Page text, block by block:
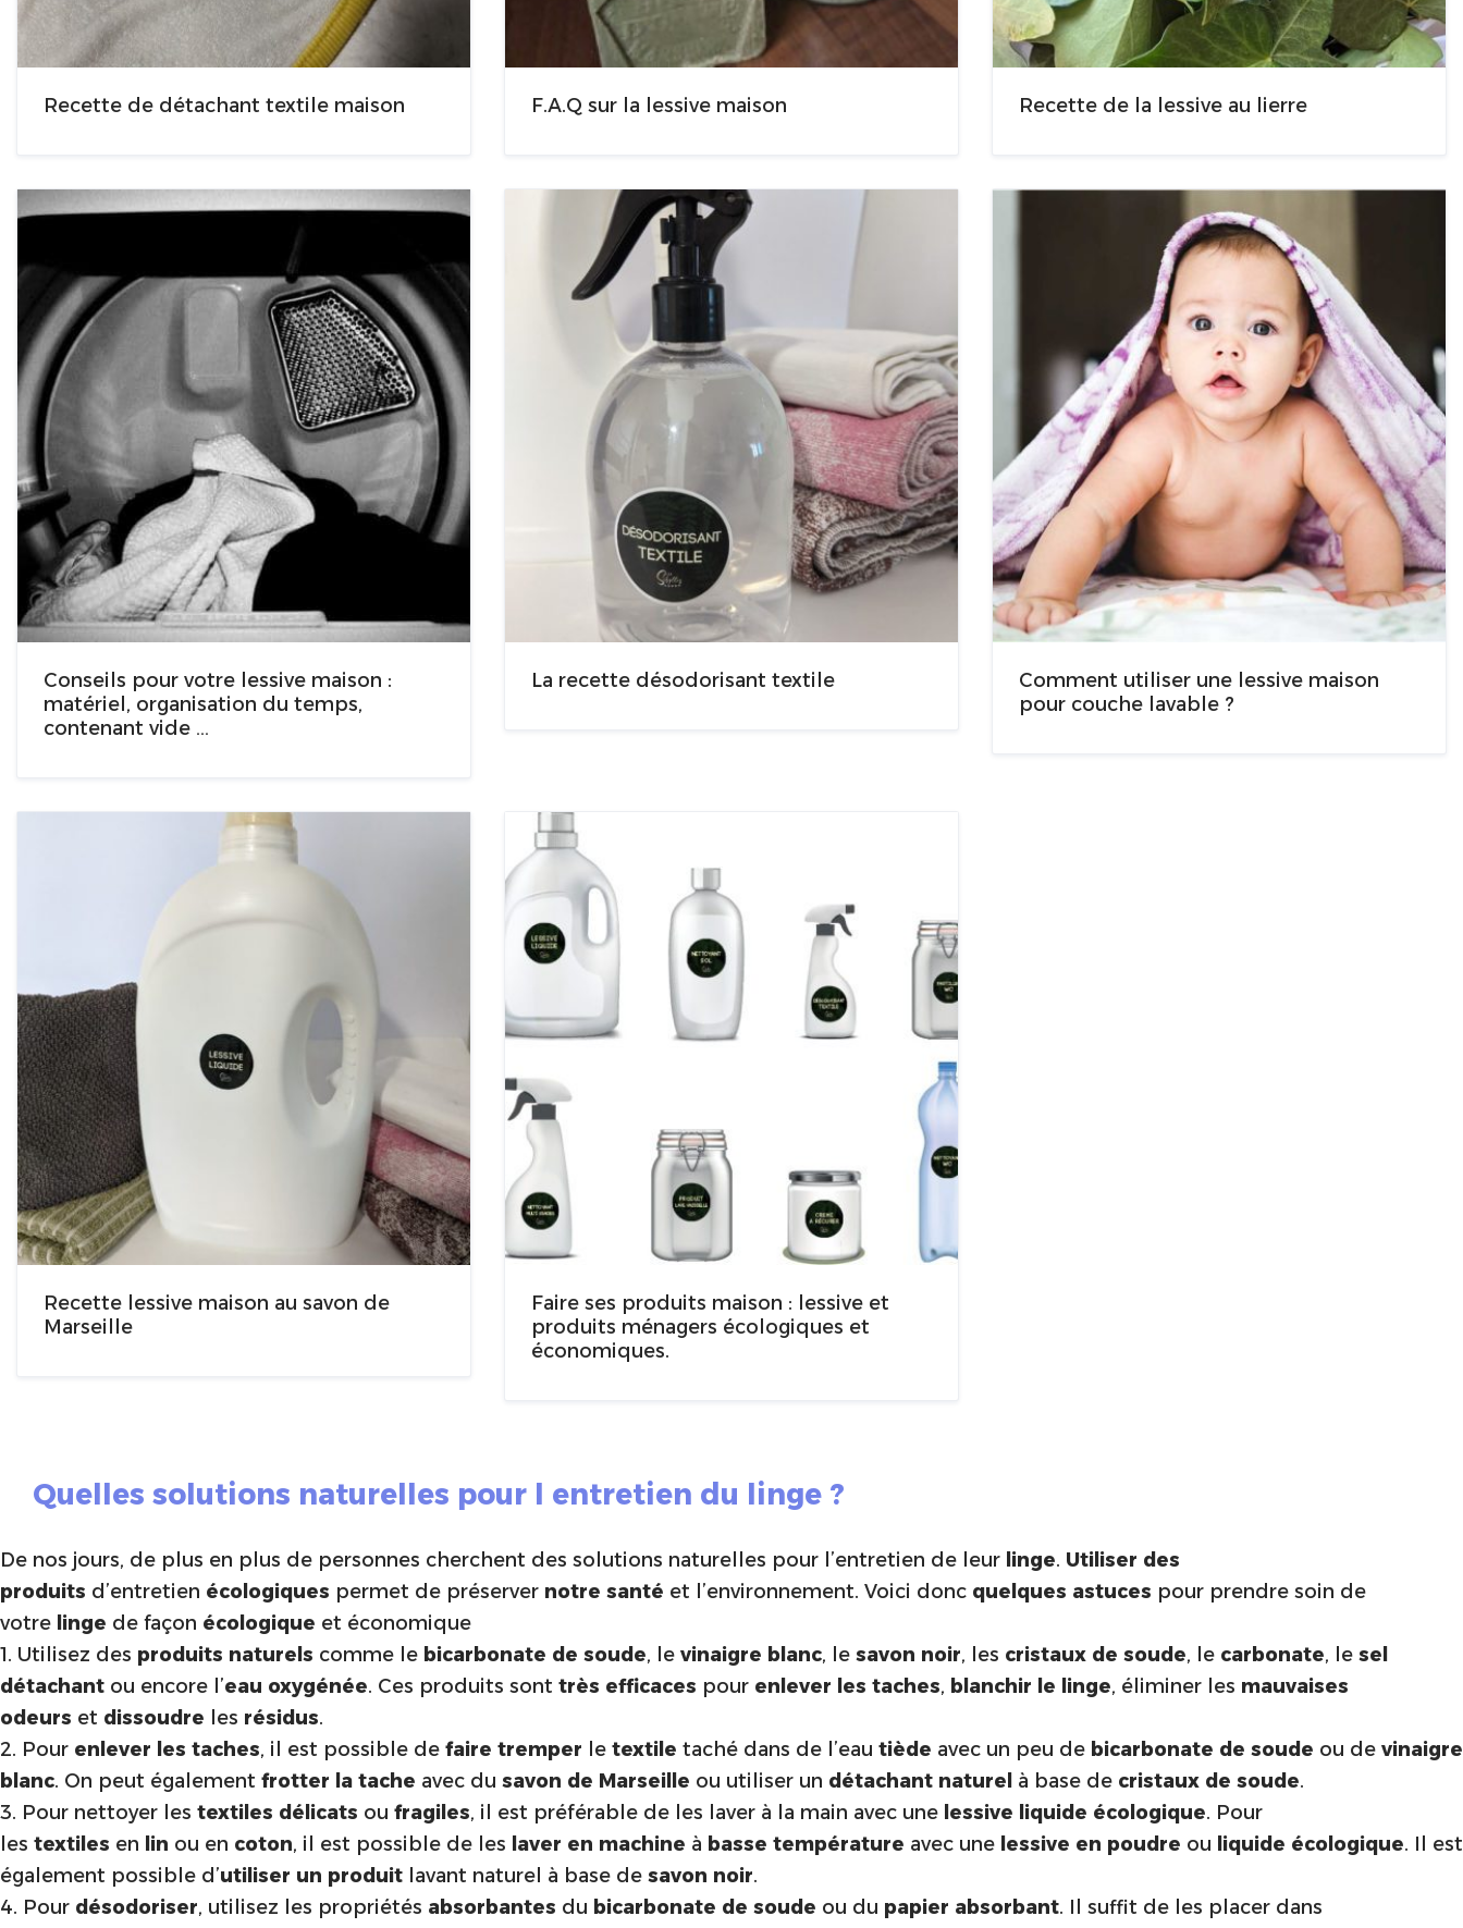
Recette de détachant textile maison F.A.Q sur la lessive maison Recette de la lessive au lierre
Conseils pour votre lessive maison :
matériel, organisation du temps,
contenant vide …
La recette désodorisant textile
Comment utiliser une lessive maison
pour couche lavable ?
Recette lessive maison au savon de
Marseille
Faire ses produits maison : lessive et
produits ménagers écologiques et
économiques.
Quelles solutions naturelles pour l entretien du linge ?
De nos jours, de plus en plus de personnes cherchent des solutions naturelles pour l’entretien de leur linge. Utiliser des
produits d’entretien écologiques permet de préserver notre santé et l’environnement. Voici donc quelques astuces pour prendre soin de
votre linge de façon écologique et économique
1. Utilisez des produits naturels comme le bicarbonate de soude, le vinaigre blanc, le savon noir, les cristaux de soude, le carbonate, le sel
détachant ou encore l’eau oxygénée. Ces produits sont très efficaces pour enlever les taches, blanchir le linge, éliminer les mauvaises
odeurs et dissoudre les résidus.
2. Pour enlever les taches, il est possible de faire tremper le textile taché dans de l’eau tiède avec un peu de bicarbonate de soude ou de vinaigre
blanc. On peut également frotter la tache avec du savon de Marseille ou utiliser un détachant naturel à base de cristaux de soude.
3. Pour nettoyer les textiles délicats ou fragiles, il est préférable de les laver à la main avec une lessive liquide écologique. Pour
les textiles en lin ou en coton, il est possible de les laver en machine à basse température avec une lessive en poudre ou liquide écologique. Il est
également possible d’utiliser un produit lavant naturel à base de savon noir.
4. Pour désodoriser, utilisez les propriétés absorbantes du bicarbonate de soude ou du papier absorbant. Il suffit de les placer dans